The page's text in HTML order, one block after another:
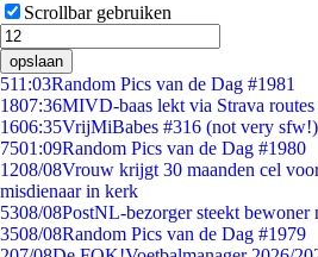
Scrollbar gebruiken
opslaan
511:03Random Pics van de Dag #1981
1807:36MIVD-baas lekt via Strava routes
1606:35VrijMiBabes #316 (not very sfw!)
7501:09Random Pics van de Dag #1980
1208/08Vrouw krijgt 30 maanden cel
misdienaar in kerk
5308/08PostNL-bezorger steekt bewoner
3508/08Random Pics van de Dag #1979